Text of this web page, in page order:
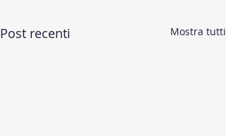
Post recenti Mostra tutti